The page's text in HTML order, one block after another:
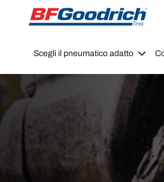
Go to page content
Go to page
Scegli il pneumatico adatto